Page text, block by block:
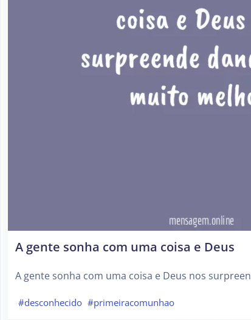
A gente sonha com uma coisa e Deus
A gente sonha com uma coisa e Deus nos
#desconhecido #primeiracomunhao